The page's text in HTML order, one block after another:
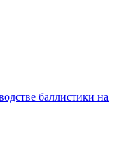
баллистики на